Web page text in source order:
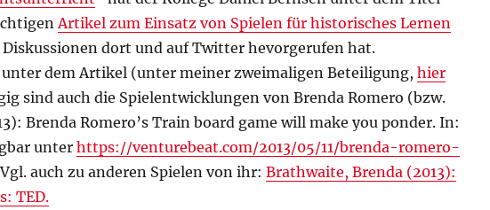
Artikel zum Einsatz von Spielen für historisches Lernen
dort und auf Twitter hevorgerufen hat.
dem Artikel (unter meiner zweimaligen Beteiligung,hier
sind auch die Spielentwicklungen von Brenda Romero (bzw.
Brenda Romero’s Train board game will make you ponder. In:
unterhttps://venturebeat.com/2013/05/11/brenda-romero-
auch zu anderen Spielen von ihr:Brathwaite, Brenda (2013):
TED.